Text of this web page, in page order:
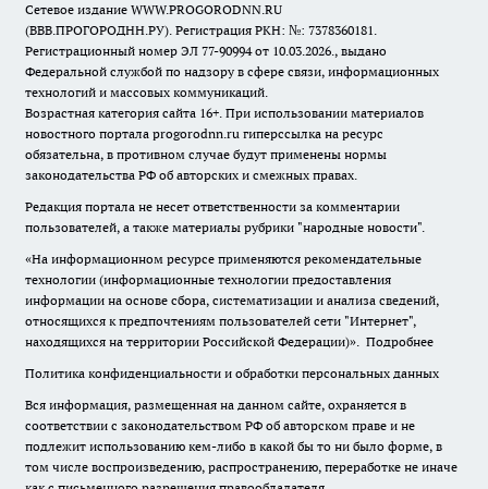
Сетевое издание WWW.PROGORODNN.RU
(ВВВ.ПРОГОРОДНН.РУ). Регистрация РКН: №: 7378360181.
Регистрационный номер ЭЛ 77-90994 от 10.03.2026., выдано
Федеральной службой по надзору в сфере связи, информационных
технологий и массовых коммуникаций.
Возрастная категория сайта 16+. При использовании материалов
новостного портала progorodnn.ru гиперссылка на ресурс
обязательна, в противном случае будут применены нормы
законодательства РФ об авторских и смежных правах.
Редакция портала не несет ответственности за комментарии
пользователей, а также материалы рубрики "народные новости".
«На информационном ресурсе применяются рекомендательные
технологии (информационные технологии предоставления
информации на основе сбора, систематизации и анализа сведений,
относящихся к предпочтениям пользователей сети "Интернет",
находящихся на территории Российской Федерации)». Подробнее
Политика конфиденциальности и обработки персональных данных
Вся информация, размещенная на данном сайте, охраняется в
соответствии с законодательством РФ об авторском праве и не
подлежит использованию кем-либо в какой бы то ни было форме, в
том числе воспроизведению, распространению, переработке не иначе